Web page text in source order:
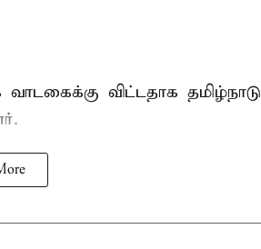
விட்டதாக தமிழ்நாடு